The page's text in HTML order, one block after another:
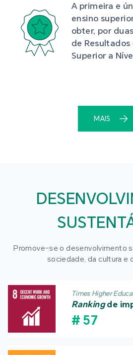
A primeira e
ensino
obter, por
de Resultados
Superior a
MAIS
Promove-se o desenvolvimento
sociedade, da cultura e
Times Higher
Rankingde
# 57